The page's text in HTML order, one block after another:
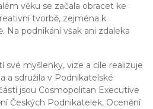
věku se začala obracet ke
tvorbě, zejména k
Na podnikání však ani zdaleka
myšlenky, vize a cíle realizuje
a sdružila v Podnikatelské
jsou Cosmopolitan Executive
Českých Podnikatelek, Ocenění